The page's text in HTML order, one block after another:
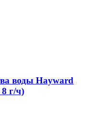
воды Hayward
г/ч)